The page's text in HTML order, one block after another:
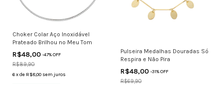
Choker Colar Aço Inoxidável
Prateado Brilhou no Meu Tom
R$48,00 -47% OFF
R$89,90
6xde R$8,00 sem juros
Pulseira Medalhas Douradas Só
Respira e Não Pira
R$48,00 -31% OFF
R$69,90